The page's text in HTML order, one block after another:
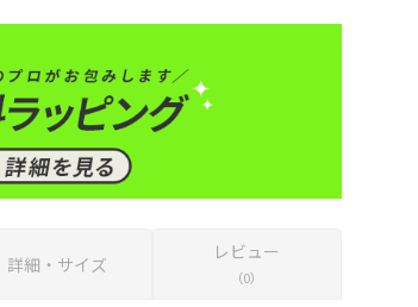
詳細・サイズ
レビュー
（0）